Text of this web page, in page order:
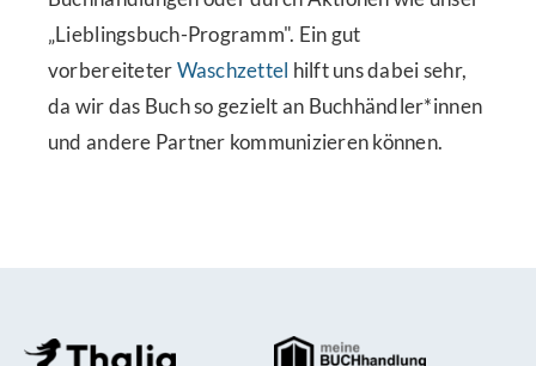
„Lieblingsbuch-Programm". Ein gut
vorbereiteterWaschzettel hilft uns dabei sehr,
da wir das Buch so gezielt an Buchhändler*innen
und andere Partner kommunizieren können.